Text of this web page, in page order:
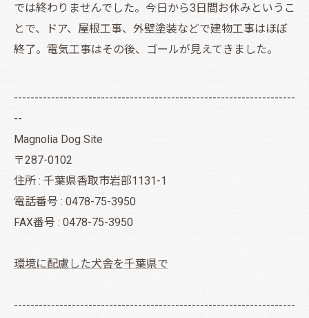
では終わりませんでした。今日から3日間お休みというこ
とで、ドア、屋根工事、外壁塗装などで建物工事はほぼ
終了。電気工事はその後、ゴールが見えてきました。
--------------------------------------------------------------------
--
Magnolia Dog Site
〒287-0102
住所 : 千葉県香取市岩部1131-1
電話番号 : 0478-75-3950
FAX番号 : 0478-75-3950
環境に配慮した犬舎を千葉県で
--------------------------------------------------------------------